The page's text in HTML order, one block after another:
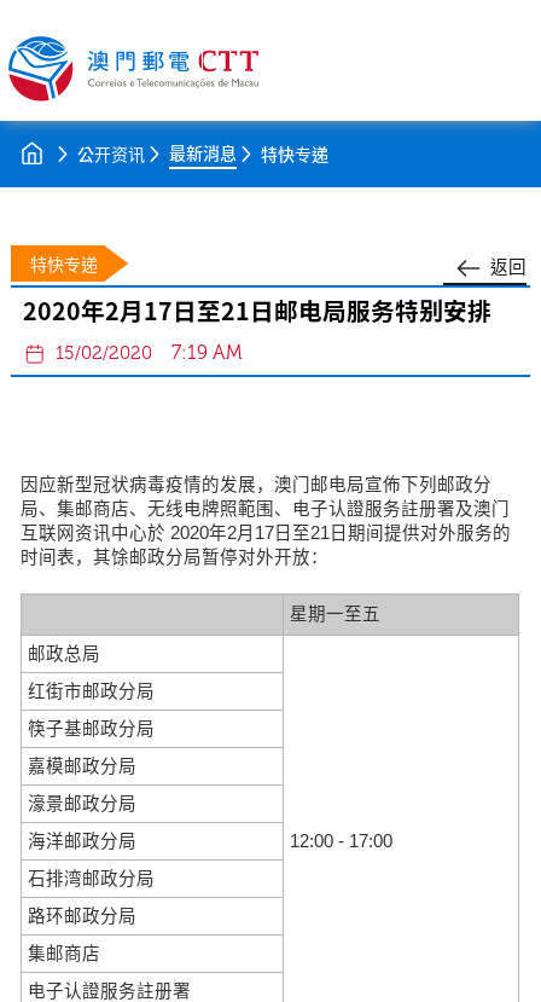
公开资讯 最新消息 特快专递
返回
特快专递
2020年2月17日至21日邮电局服务特别安排
15/02/2020 7:19 AM
因应新型冠状病毒疫情的发展，澳门邮电局宣佈下列邮政分
局、集邮商店、无线电牌照範围、电子认證服务註册署及澳门
互联网资讯中心於 2020年2月17日至21日期间提供对外服务的
时间表，其馀邮政分局暂停对外开放：
星期一至五
邮政总局
12:00 - 17:00
红街市邮政分局
筷子基邮政分局
嘉模邮政分局
濠景邮政分局
海洋邮政分局
石排湾邮政分局
路环邮政分局
集邮商店
电子认證服务註册署